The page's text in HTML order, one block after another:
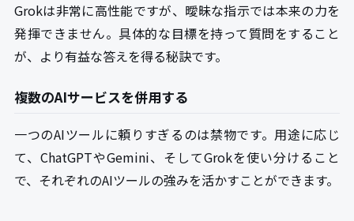
Grokは非常に高性能ですが、曖昧な指示では本来の力を
発揮できません。具体的な目標を持って質問をすること
が、より有益な答えを得る秘訣です。
複数のAIサービスを併用する
一つのAIツールに頼りすぎるのは禁物です。用途に応じ
て、ChatGPTやGemini、そしてGrokを使い分けること
で、それぞれのAIツールの強みを活かすことができます。